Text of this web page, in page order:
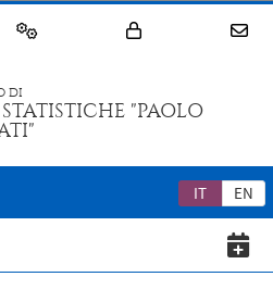
DI
"PAOLO
IT EN